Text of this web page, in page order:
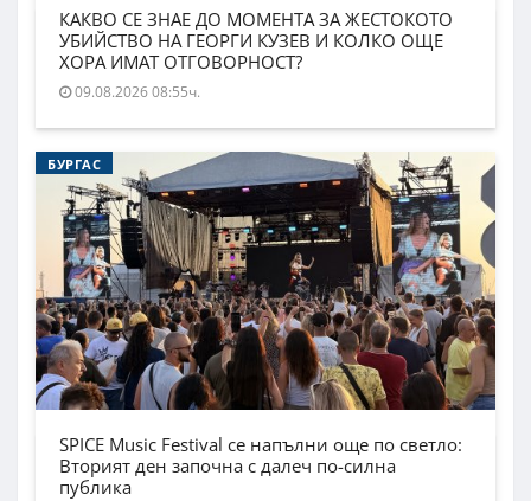
КАКВО СЕ ЗНАЕ ДО МОМЕНТА ЗА ЖЕСТОКОТО
УБИЙСТВО НА ГЕОРГИ КУЗЕВ И КОЛКО ОЩЕ
ХОРА ИМАТ ОТГОВОРНОСТ?
09.08.2026 08:55ч.
БУРГАС
SPICE Music Festival се напълни още по светло:
Вторият ден започна с далеч по-силна
публика